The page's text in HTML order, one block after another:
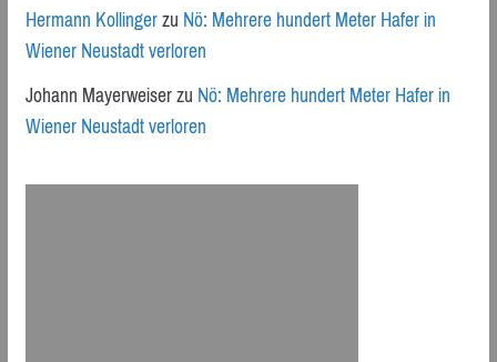
Hermann KollingerzuNö: Mehrere hundert Meter Hafer in
Wiener Neustadt verloren
Johann MayerweiserzuNö: Mehrere hundert Meter Hafer in
Wiener Neustadt verloren